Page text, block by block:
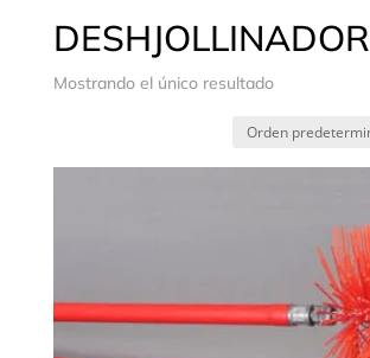
DESHJOLLINADOR
Mostrando el único resultado